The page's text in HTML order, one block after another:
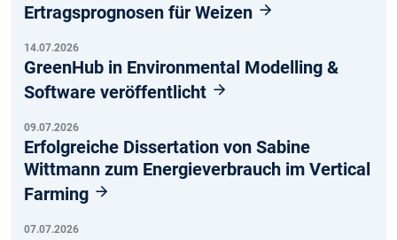
Ertragsprognosen für Weizen
14.07.2026
GreenHub in Environmental Modelling &
Software veröffentlicht
09.07.2026
Erfolgreiche Dissertation von Sabine
Wittmann zum Energieverbrauch im Vertical
Farming
07.07.2026